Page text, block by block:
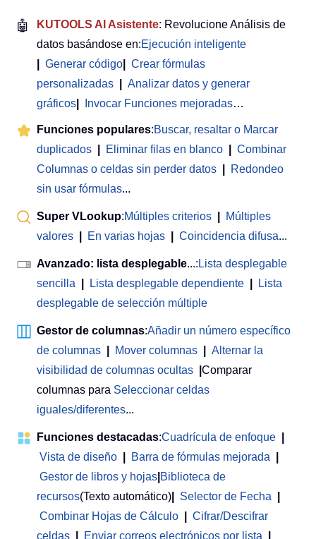
🤖 KUTOOLS AI Asistente: Revolucione Análisis de
datos basándose en:Ejecución inteligente
Generar código
Crear fórmulas
personalizadas
Analizar datos y generar
gráficos
Invocar Funciones mejoradas…
Funciones populares:Buscar, resaltar o Marcar
duplicados
Eliminar filas en blanco
Combinar
Columnas o celdas sin perder datos
Redondeo
sin usar fórmulas...
Super VLookup:Múltiples criterios
Múltiples
valores
En varias hojas Coincidencia difusa...
Avanzado: lista desplegable...: Lista desplegable
sencilla
Lista desplegable dependiente
Lista
desplegable de selección múltiple
Gestor de columnas:Añadir un número específico
de columnas
Mover columnas
Alternar la
visibilidad de columnas ocultas
Comparar
columnas para Seleccionar celdas
iguales/diferentes...
Funciones destacadas:Cuadrícula de enfoque
Vista de diseño
Barra de fórmulas mejorada
Gestor de libros y hojas Biblioteca de
recursos(Texto automático) Selector de Fecha
Combinar Hojas de Cálculo
Cifrar/Descifrar
celdas
Enviar correos electrónicos por lista